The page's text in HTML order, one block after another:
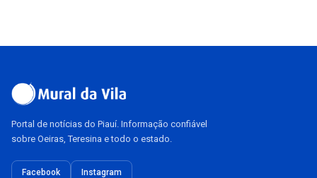
Portal de notícias do Piauí. Informação confiável
sobre Oeiras, Teresina e todo o estado.
Facebook Instagram